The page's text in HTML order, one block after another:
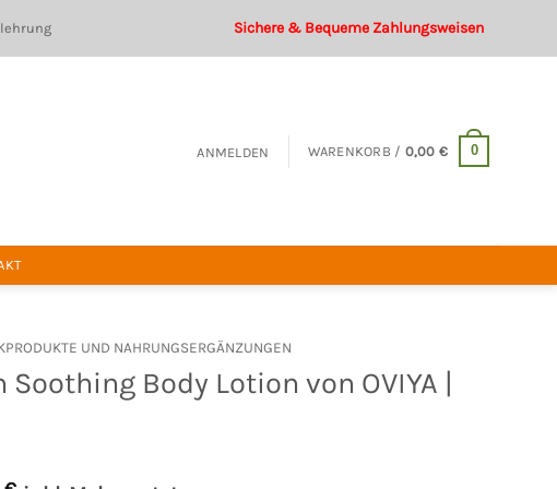
Sichere & Bequeme Zahlungsweisen
ANMELDEN WARENKORB / 0,00 € 0
UND NAHRUNGSERGÄNZUNGEN
Body Lotion von OVIYA |